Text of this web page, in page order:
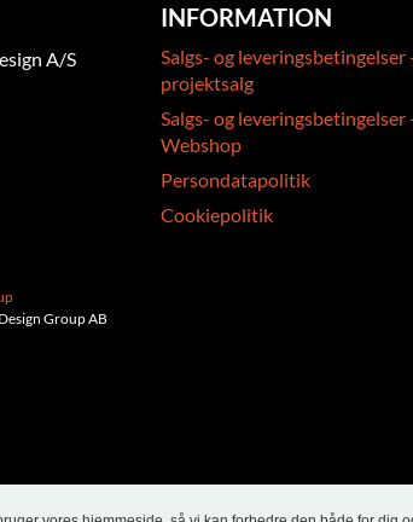
A/S
Group AB
INFORMATION
Salgs- og leveringsbetingelser
projektsalg
Salgs- og leveringsbetingelser
Webshop
Persondatapolitik
Cookiepolitik